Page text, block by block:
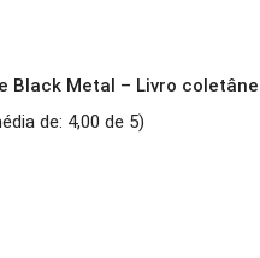
Black Metal – Livro
de: 4,00 de 5)